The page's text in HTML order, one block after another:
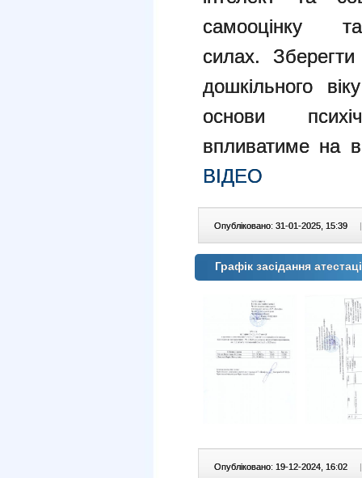
самооцінку
силах.
дошкільного
основи
впливатиме на
ВІДЕО
Опубліковано: 31-01-2025, 15:39 |
Графік засідання
Опубліковано: 19-12-2024, 16:02 |